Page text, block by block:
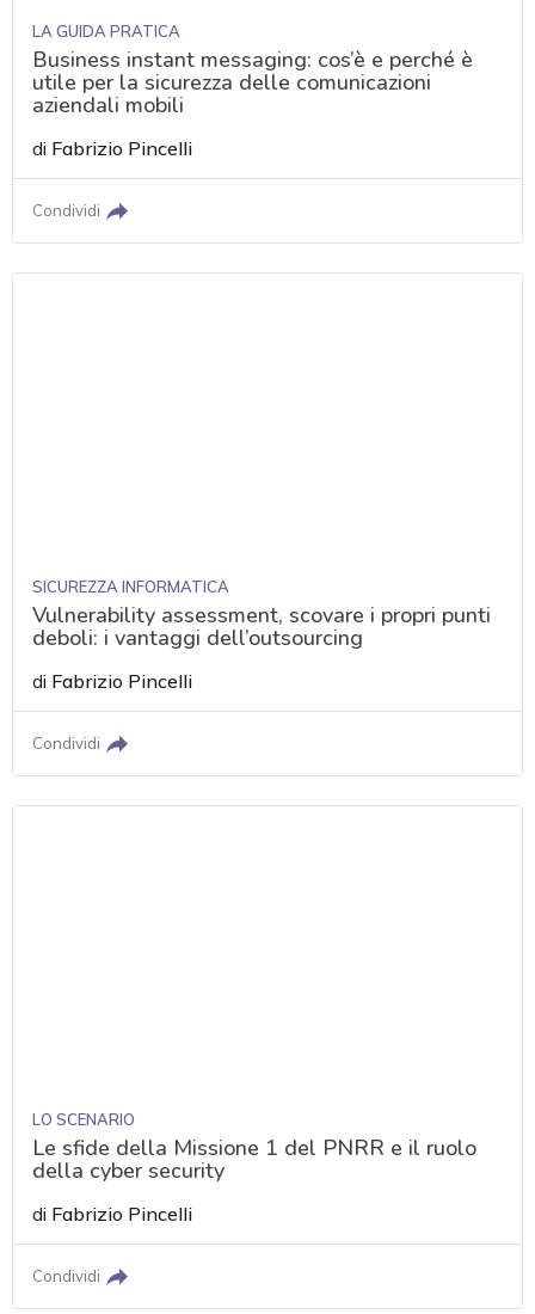
LA GUIDA PRATICA
Business instant messaging: cos’è e perché è
utile per la sicurezza delle comunicazioni
aziendali mobili
di Fabrizio Pincelli
Condividi
SICUREZZA INFORMATICA
Vulnerability assessment, scovare i propri punti
deboli: i vantaggi dell’outsourcing
di Fabrizio Pincelli
Condividi
LO SCENARIO
Le sfide della Missione 1 del PNRR e il ruolo
della cyber security
di Fabrizio Pincelli
Condividi